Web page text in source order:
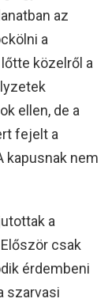
az
a
közelről a
ellen, de a
fejelt a
kapusnak nem
a
csak
érdembeni
szarvasi